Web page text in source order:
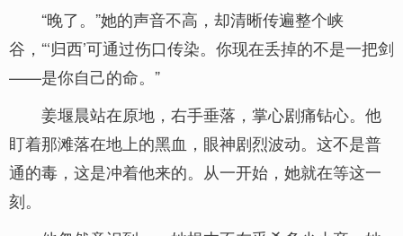
“晚了。”她的声音不高，却清晰传遍整个峡
谷，“‘归西’可通过伤口传染。你现在丢掉的不是一把剑
——是你自己的命。”
姜堰晨站在原地，右手垂落，掌心剧痛钻心。他
盯着那滩落在地上的黑血，眼神剧烈波动。这不是普
通的毒，这是冲着他来的。从一开始，她就在等这一
刻。